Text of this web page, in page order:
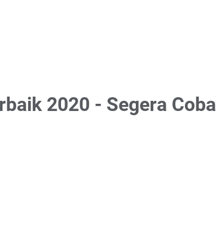
2020 - Segera Coba